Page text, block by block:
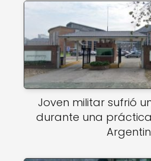
Joven militar sufrió
durante una